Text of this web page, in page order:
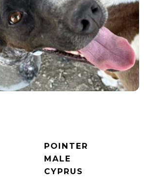
POINTER
MALE
CYPRUS